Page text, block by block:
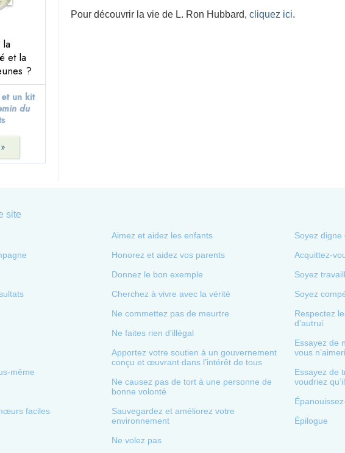
pas qu’ils vous
de traiter les
comme vous
qu’ils vous
vous et
Pour découvrir la vie de L. Ron Hubbard, cliquez ici.
et la
?
un kit
du
site
même
faciles
Aimez et aidez les enfants
Honorez et aidez vos parents
Donnez le bon exemple
Cherchez à vivre avec la vérité
Ne commettez pas de meurtre
Ne faites rien d’illégal
Apportez votre soutien à un gouvernement
conçu et œuvrant dans l’intérêt de tous
Ne causez pas de tort à une personne de
bonne volonté
Sauvegardez et améliorez votre
environnement
Ne volez pas
Soyez digne
Acquittez-
Soyez
Soyez
Respectez
d’autrui
Essayez de
vous
Essayez de
voudriez
Épilogue